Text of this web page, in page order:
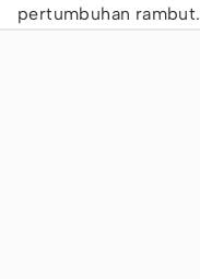
pertumbuhan rambut.